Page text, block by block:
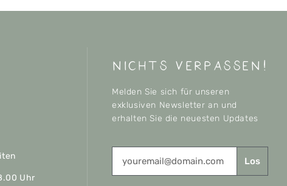
Uhr
nichts verpassen!
Melden Sie sich für unseren
exklusiven Newsletter an und
erhalten Sie die neuesten Updates
Los